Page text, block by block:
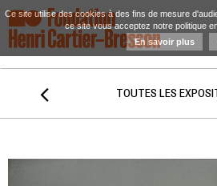
 TOUTES LES
Ce site utilise des cookies à des fins de mesure
ce site vous acceptez notre politique
En savoir plus